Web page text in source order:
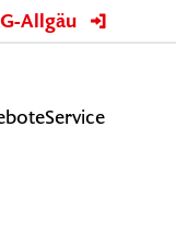
Allgäu
Service